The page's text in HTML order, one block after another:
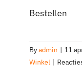
Bestellen
Byadmin | 11
Winkel |